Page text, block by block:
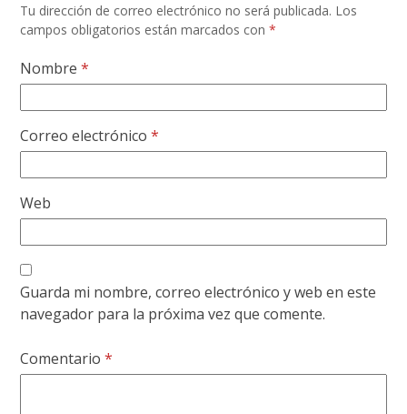
Tu dirección de correo electrónico no será publicada. Los
campos obligatorios están marcados con*
Nombre*
Correo electrónico*
Web
Guarda mi nombre, correo electrónico y web en este
navegador para la próxima vez que comente.
Comentario*